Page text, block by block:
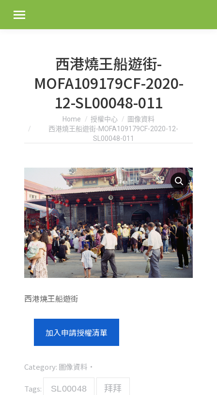
西港燒王船遊街-
MOFA109179CF-2020-
12-SL00048-011
You are here:Home 授權中心
圖像資料
西港燒王船遊街-MOFA109179CF-2020-12-
SL00048-011
西港燒王船遊街
加入申請授權清單
Category: 圖像資料
Tags: SL00048 拜拜